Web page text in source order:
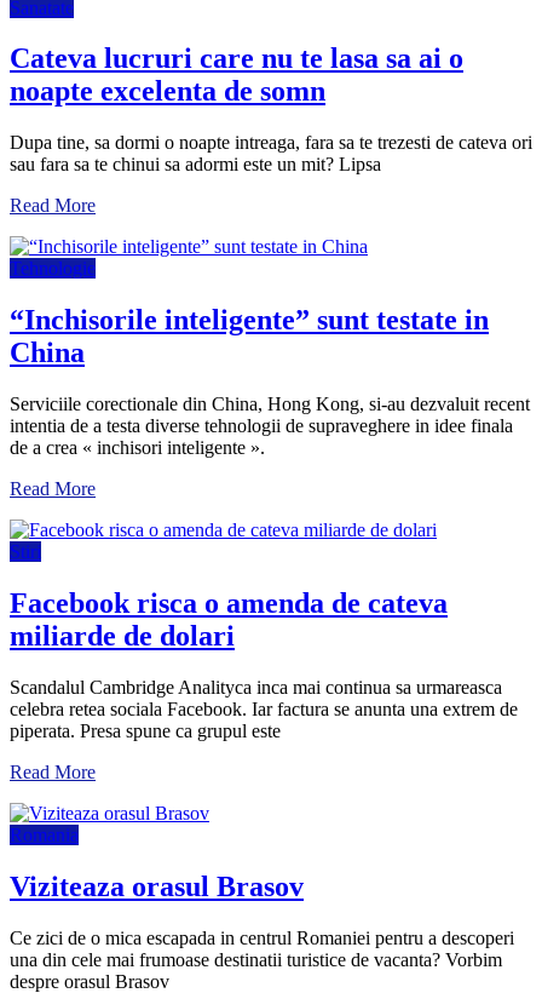
Sanatate
Cateva lucruri care nu te lasa sa ai o
noapte excelenta de somn
Dupa tine, sa dormi o noapte intreaga, fara sa te trezesti de cateva ori
sau fara sa te chinui sa adormi este un mit? Lipsa
Read More
Tehnologie
“Inchisorile inteligente” sunt testate in
China
Serviciile corectionale din China, Hong Kong, si-au dezvaluit recent
intentia de a testa diverse tehnologii de supraveghere in idee finala
de a crea « inchisori inteligente ».
Read More
Stiri
Facebook risca o amenda de cateva
miliarde de dolari
Scandalul Cambridge Analityca inca mai continua sa urmareasca
celebra retea sociala Facebook. Iar factura se anunta una extrem de
piperata. Presa spune ca grupul este
Read More
Romania
Viziteaza orasul Brasov
Ce zici de o mica escapada in centrul Romaniei pentru a descoperi
una din cele mai frumoase destinatii turistice de vacanta? Vorbim
despre orasul Brasov